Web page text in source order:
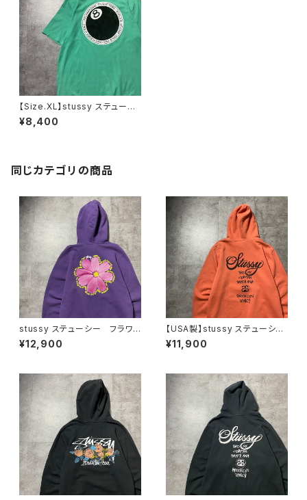
【Size.XL】stussy ステューシ
ー 8ボール バックプリント
ミントグリーン Tシャツ
¥8,400
同じカテゴリの商品
stussy ステューシー フラワ
ー グラフィック バックプリン
ト パープル スウェット パー
¥12,900
【USA製】stussy ステューシ
ー ワールドツアー バックプリ
ント オレンジ スウェット パ
¥11,900